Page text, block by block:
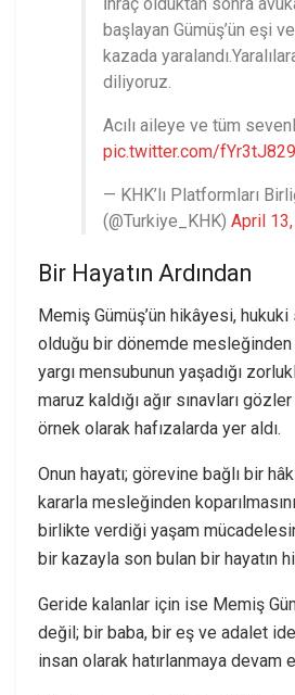
başlayan Gümüş’ün eşi
kazada
diliyoruz.
Acılı aileye ve tüm
pic.twitter.com/
— KHK’lı Platformları
(@Turkiye_KHK) April
Bir Hayatın Ardından
Memiş Gümüş’ün hikâyesi, hukuki
olduğu bir dönemde mesleğinden
yargı mensubunun yaşadığı
maruz kaldığı ağır sınavları
örnek olarak hafızalarda yer aldı.
Onun hayatı; görevine bağlı bir
kararla mesleğinden
birlikte verdiği yaşam
bir kazayla son bulan bir hayatın
Geride kalanlar için ise Memiş
değil; bir baba, bir eş ve adalet
insan olarak hatırlanmaya